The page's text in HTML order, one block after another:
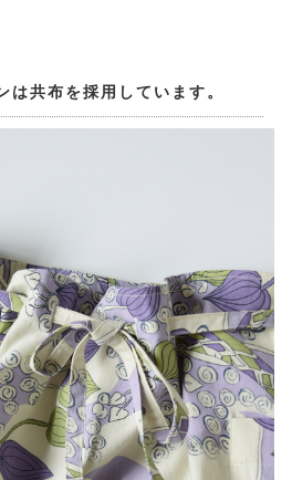
は共布を採用しています。